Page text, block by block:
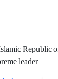
Republic
leader